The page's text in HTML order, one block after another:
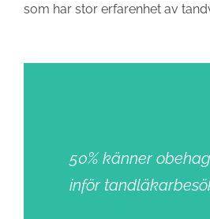
som har stor erfarenhet av
50% känner obehag
inför